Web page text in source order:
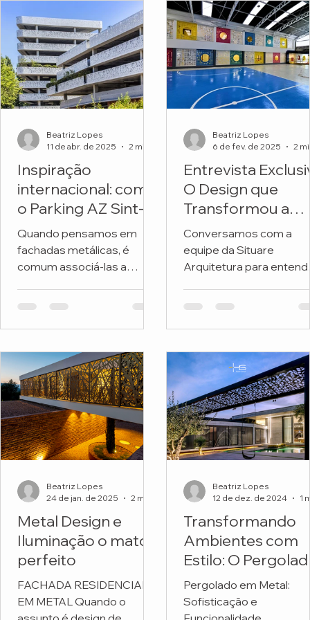
Inspiração
internacional: como
o Parking AZ Sint-
Lucas transforma
metal e natureza
em arquitetura
premiada
Quando pensamos em
fachadas metálicas, é
comum associá-las a
ou exclusivamente
do...
Beatriz Lopes
11 de abr. de 2025
Entrevista
O Design que
Transformou a
Fachada de uma
Escola
Conversamos com a
equipe da Situare
Arquitetura para
revitalizou a fachada da
Beatriz Lopes
6 de fev. de 2025
Metal Design e
Iluminação o match
perfeito
FACHADA RESIDENCIAL
EM METAL Quando o
Beatriz Lopes
24 de jan. de 2025
Transformando
Ambientes com
Estilo: O
em Metal
Personalizado da
Pergolado em Metal:
Sofisticação e
Beatriz Lopes
12 de dez. de 2024